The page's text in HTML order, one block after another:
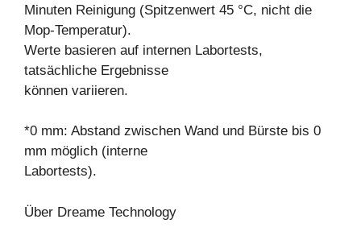
Minuten Reinigung (Spitzenwert 45 °C, nicht die
Mop-Temperatur).
Werte basieren auf internen Labortests,
tatsächliche Ergebnisse
können variieren.
*0 mm: Abstand zwischen Wand und Bürste bis 0
mm möglich (interne
Labortests).
Über Dreame Technology